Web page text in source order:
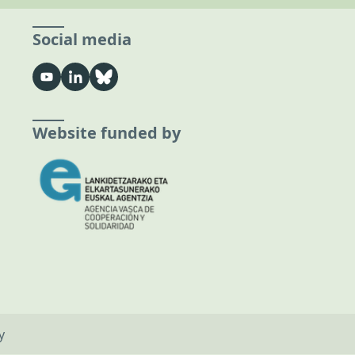
Social media
Website funded by